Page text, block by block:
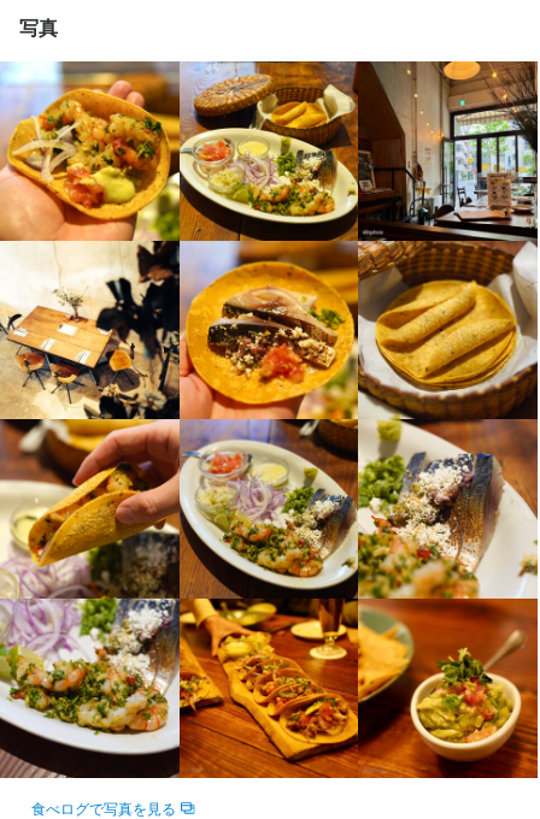
が特徴で、大切な人とのディナーに最適な空間を提供していま
す。
また、タコスに特化した『KitadeTacos』というブランドも運営し
ています。
私たちは、お客様を自宅のホームパーティーに招いたように温か
くお迎えすることを心掛けています。
「体にも心にも優しい」それが私たちのレストランのコンセプト
です。
【仲間になるかもしれないあなたに提供することを約束します】
・お客様に美味しくて体に良いものを提供する喜び
・契約生産者から学ぶ食材の知識
・飲食店以外でも通用するビジネスマナーの習得
・仕事を効率的に進める計画力
・正社員登用の機会
・能力に応じたバックオフィス勤務や店長など、多様なキャリア
パス
当社で、体にも心にも優しいフードを提供しながら、一緒に成長
していきましょう。
写真
食べログで写真を見る
【当社で働くスタッフたち】
当社では10代から40代のスタッフが中心となって活躍していま
す。
みんな飲食が好きで、お客様に楽しんでもらえるよう日々努力し
ています。
自分のお店を持ちたいという目標を持つ社員も多数おり、会社と
してもそのような野心をサポートしています。
一緒に成長し、素敵なお店を作り上げていきませんか？ご応募お
待ちしています。
身に付くスキル
盛り付け技術 カクテル技法 ワインの知識 日本酒の知識
ウイスキーの知識
リキュール・スピリッツの知識
肉の知識 魚の知識 野菜の知識
店舗運営
メニュー開発
仕入れ・食材の目利き
応募資格
歓迎スキル・経験
調理経験者優遇します
・北出食堂の雰囲気が好きな方
・ニューヨークやメキシコのフード事情、ライフスタイルに興味
のある方
・アメリカの飲食業界に興味のある方（店舗が海外にもございま
す）
※採用時期考慮いたします。お気軽にご相談下さい。
当社では10代から40代のスタッフが中心となって活躍していま
す。
みんな飲食が好きで、お客様に楽しんでもらえるよう日々努力し
ています。
自分のお店を持ちたいという目標を持つ社員も多数おり、会社と
してもそのような野心をサポートしています。
一緒に成長し、素敵なお店を作り上げていきませんか？ご応募お
待ちしています。
身に付くスキル
包丁さばき 盛り付け技術 カクテル技法 ワインの知識
日本酒の知識
ウイスキーの知識
リキュール・スピリッツの知識 肉の知識
魚の知識
野菜の知識
店舗運営 メニュー開発 仕入れ・食材の目利き
応募資格
歓迎スキル・経験
採用時期考慮いたします。お気軽にご相談下さい。
選考の流れ
応募後、1回カジュアル面談後に１回の面接を経て内定となりま
す。なお、Web面接にも対応いたしますので、気兼ねなくご相談
ください。
身に付くスキル
カクテル技法 ワインの知識 日本酒の知識
ウイスキーの知識
リキュール・スピリッツの知識
コーヒーの知識 肉の知識
魚の知識
野菜の知識
チーズの知識 出店開業ノウハウ 店舗運営
メニュー開発
仕入れ・食材の目利き
応募資格
歓迎スキル・経験
・技術や経験の向上をしたい方
・メキシコ料理に興味のある方
・未経験OK！
・接客や飲食のご経験あれば尚歓迎！
・フリーターさん歓迎
・WワークOK
※採用時期考慮いたします。お気軽にご相談下さい。
求める人物像
・人と話すことが好きな方
・向上心のある方
・明るく笑顔でお仕事のできる方
身に付くスキル
包丁さばき 盛り付け技術 カクテル技法 ワインの知識
日本酒の知識
ウイスキーの知識
リキュール・スピリッツの知識 コーヒーの知識
肉の知識
魚の知識
野菜の知識 チーズの知識 出店開業ノウハウ
店舗運営
メニュー開発
仕入れ・食材の目利き
応募資格
歓迎スキル・経験
・技術や経験の向上をしたい方
・メキシコ料理に興味のある方
・未経験OK！
・接客や飲食のご経験あれば尚歓迎！
・フリーターさん歓迎
・WワークOK
※採用時期考慮いたします。お気軽にご相談下さい。
求める人物像
・人と話すことが好きな方
・向上心のある方
・明るく笑顔でお仕事のできる方
新規出店も予定しており、その中での役職就任など、キャリアア
店長や料理長など年齢に関係なく役職に就ける環境です。やりが
いを持って働ける職場です。
【スタッフの特徴】
当社で働くスタッフは10代から40代まで幅広く、みんな飲食が好
きで、お客様に楽しんでもらうために日々努力しています。
自分のお店を持ちたいという目標を持つ社員も多数活躍してお
り、そういった野心を持つ方には会社としてサポートを惜しみま
せん。
一緒に温かい雰囲気のお店を作り上げ、お客様に素敵な時間を提
供しましょう。
身に付くスキル
盛り付け技術 カクテル技法 ワインの知識 日本酒の知識
ウイスキーの知識
リキュール・スピリッツの知識
肉の知識 魚の知識 野菜の知識
店舗運営
メニュー開発
仕入れ・食材の目利き
応募資格
歓迎スキル・経験
調理経験者優遇します
・北出食堂の雰囲気が好きな方
・ニューヨークやメキシコのフード事情、ライフスタイルに興味
【スタッフの特徴】
きで、お客様に楽しんでもらうために日々努力しています。
自分のお店を持ちたいという目標を持つ社員も多数活躍してお
り、そういった野心を持つ方には会社としてサポートを惜しみま
せん。
一緒に温かい雰囲気のお店を作り上げ、お客様に素敵な時間を提
供しましょう。
身に付くスキル
盛り付け技術 カクテル技法 ワインの知識 日本酒の知識
ウイスキーの知識
リキュール・スピリッツの知識
肉の知識 魚の知識 野菜の知識
店舗運営
メニュー開発
仕入れ・食材の目利き
応募資格
歓迎スキル・経験
調理経験者優遇します
・北出食堂の雰囲気が好きな方
・ニューヨークやメキシコのフード事情、ライフスタイルに興味
のある方
・アメリカの飲食業界に興味のある方（店舗が海外にもございま
す）
※採用時期考慮いたします。お気軽にご相談下さい。